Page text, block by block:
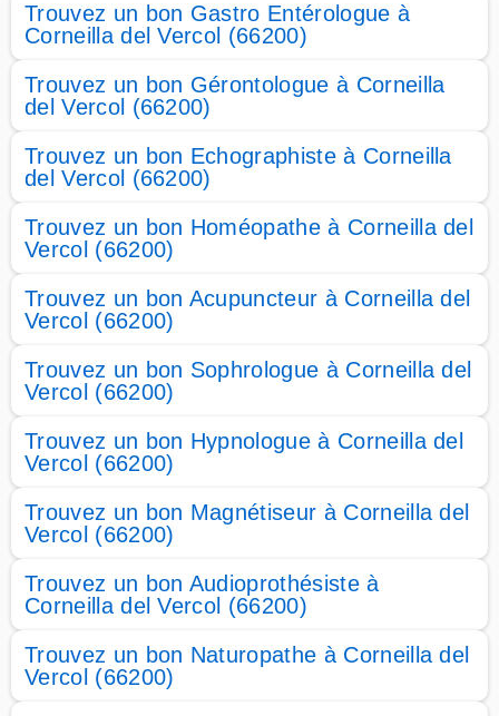
Trouvez un bon Gastro Entérologue à
Corneilla del Vercol (66200)
Trouvez un bon Gérontologue à Corneilla
del Vercol (66200)
Trouvez un bon Echographiste à Corneilla
del Vercol (66200)
Trouvez un bon Homéopathe à Corneilla del
Vercol (66200)
Trouvez un bon Acupuncteur à Corneilla del
Vercol (66200)
Trouvez un bon Sophrologue à Corneilla del
Vercol (66200)
Trouvez un bon Hypnologue à Corneilla del
Vercol (66200)
Trouvez un bon Magnétiseur à Corneilla del
Vercol (66200)
Trouvez un bon Audioprothésiste à
Corneilla del Vercol (66200)
Trouvez un bon Naturopathe à Corneilla del
Vercol (66200)